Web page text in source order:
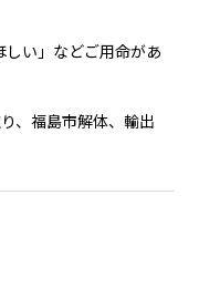
い」などご用命があ
、福島市解体、輸出